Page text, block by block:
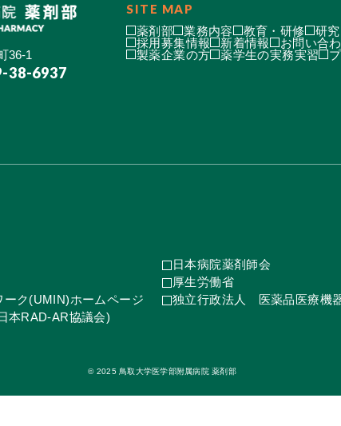
36-1
38-6937
SITE MAP
薬剤部 業務内容 教育・研修 研
採用募集情報
新着情報 お問い合
製薬企業の方
薬学生の実務実習
日本病院薬剤師会
厚生労働省
ク(UMIN)ホームページ
独立行政法人 医薬品医療機
本RAD-AR協議会)
© 2025 鳥取大学医学部附属病院 薬剤部